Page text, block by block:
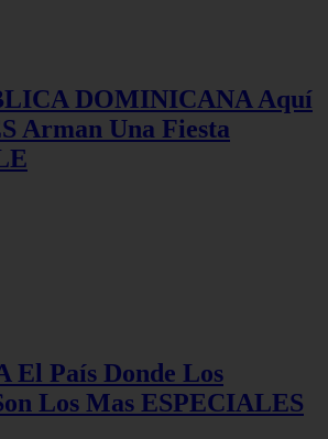
DOMINICANA Aquí
Arman Una Fiesta
El País Donde Los
Los Mas ESPECIALES